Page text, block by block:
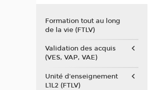
Formation tout au long
de la vie (FTLV)
Validation des acquis
(VES, VAP, VAE)
Unité d'enseignement
L1L2 (FTLV)